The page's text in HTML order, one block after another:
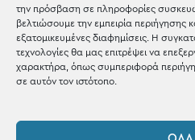
την πρόσβαση σε πληροφορίες
βελτιώσουμε την εμπειρία περιήγησης
εξατομικευμένες διαφημίσεις. Η
τεχνολογίες θα μας επιτρέψει να
χαρακτήρα, όπως συμπεριφορά
σε αυτόν τον ιστότοπο.
2421